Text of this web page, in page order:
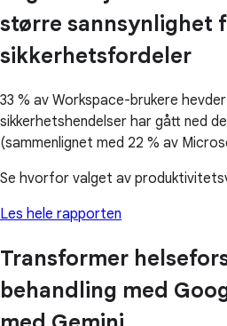
større sannsynlighet
sikkerhetsfordeler
33 % av Workspace-brukere
sikkerhetshendelser har gått ned
(sammenlignet med 22 % av
Se hvorfor valget av
Les hele rapporten
Transformer
behandling med